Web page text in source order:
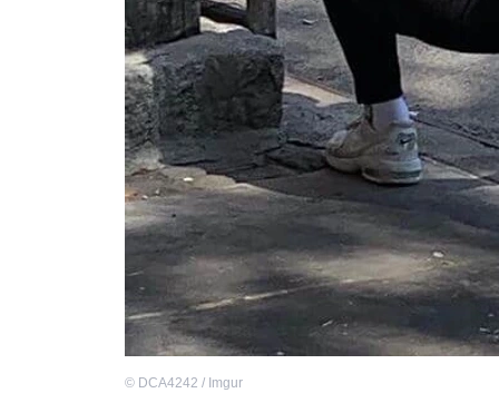
© DCA4242 / Imgur